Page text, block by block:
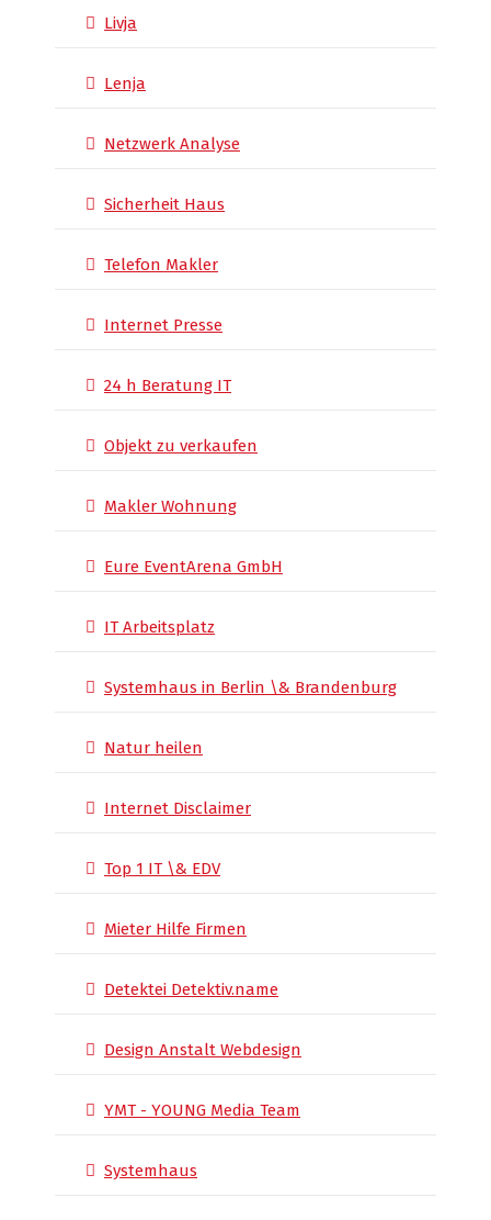
Livja
Lenja
Netzwerk Analyse
Sicherheit Haus
Telefon Makler
Internet Presse
24 h Beratung IT
Objekt zu verkaufen
Makler Wohnung
Eure EventArena GmbH
IT Arbeitsplatz
Systemhaus in Berlin \& Brandenburg
Natur heilen
Internet Disclaimer
Top 1 IT \& EDV
Mieter Hilfe Firmen
Detektei Detektiv.name
Design Anstalt Webdesign
YMT - YOUNG Media Team
Systemhaus